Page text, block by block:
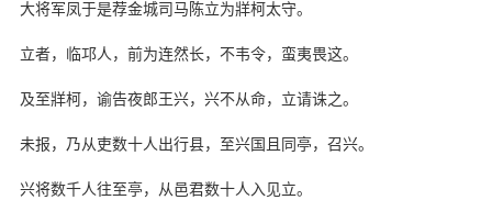
大将军凤于是荐金城司马陈立为牂柯太守。
立者，临邛人，前为连然长，不韦令，蛮夷畏这。
及至牂柯，谕告夜郎王兴，兴不从命，立请诛之。
未报，乃从吏数十人出行县，至兴国且同亭，召兴。
兴将数千人往至亭，从邑君数十人入见立。